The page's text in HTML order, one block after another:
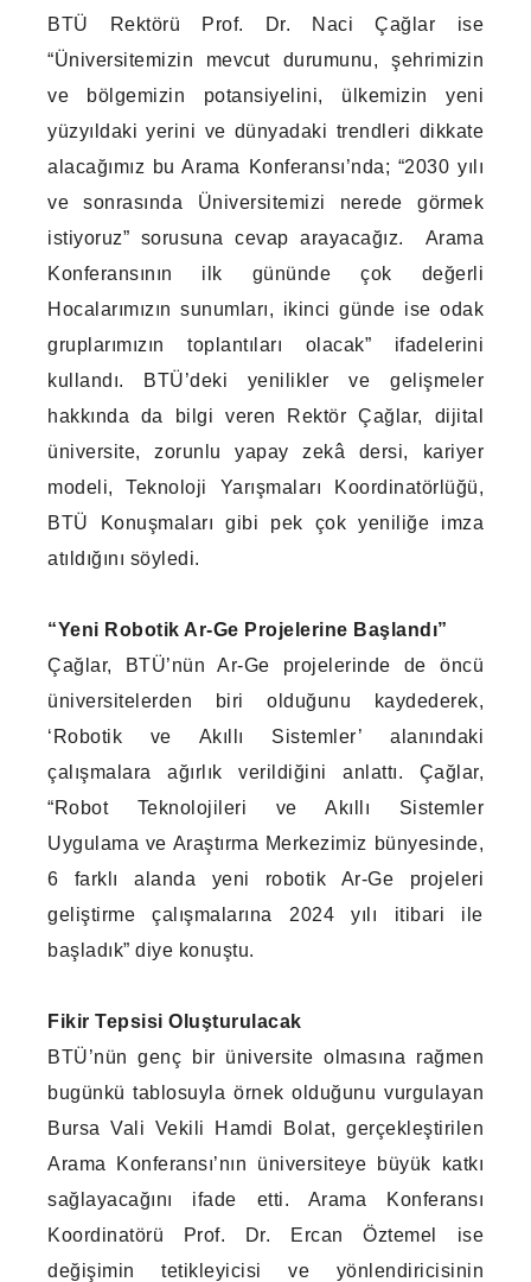
BTÜ Rektörü Prof. Dr. Naci Çağlar ise
“Üniversitemizin mevcut durumunu, şehrimizin
ve bölgemizin potansiyelini, ülkemizin yeni
yüzyıldaki yerini ve dünyadaki trendleri dikkate
alacağımız bu Arama Konferansı’nda; “2030 yılı
ve sonrasında Üniversitemizi nerede görmek
istiyoruz” sorusuna cevap arayacağız. Arama
Konferansının ilk gününde çok değerli
Hocalarımızın sunumları, ikinci günde ise odak
gruplarımızın toplantıları olacak” ifadelerini
kullandı. BTÜ’deki yenilikler ve gelişmeler
hakkında da bilgi veren Rektör Çağlar, dijital
üniversite, zorunlu yapay zekâ dersi, kariyer
modeli, Teknoloji Yarışmaları Koordinatörlüğü,
BTÜ Konuşmaları gibi pek çok yeniliğe imza
atıldığını söyledi.
“Yeni Robotik Ar-Ge Projelerine Başlandı”
Çağlar, BTÜ’nün Ar-Ge projelerinde de öncü
üniversitelerden biri olduğunu kaydederek,
‘Robotik ve Akıllı Sistemler’ alanındaki
çalışmalara ağırlık verildiğini anlattı. Çağlar,
“Robot Teknolojileri ve Akıllı Sistemler
Uygulama ve Araştırma Merkezimiz bünyesinde,
6 farklı alanda yeni robotik Ar-Ge projeleri
geliştirme çalışmalarına 2024 yılı itibari ile
başladık” diye konuştu.
Fikir Tepsisi Oluşturulacak
BTÜ’nün genç bir üniversite olmasına rağmen
bugünkü tablosuyla örnek olduğunu vurgulayan
Bursa Vali Vekili Hamdi Bolat, gerçekleştirilen
Arama Konferansı’nın üniversiteye büyük katkı
sağlayacağını ifade etti. Arama Konferansı
Koordinatörü Prof. Dr. Ercan Öztemel ise
değişimin tetikleyicisi ve yönlendiricisinin